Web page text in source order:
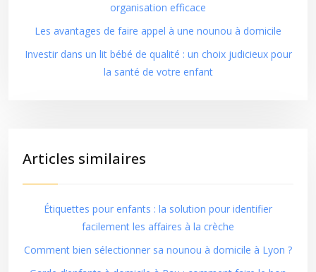
organisation efficace
Les avantages de faire appel à une nounou à domicile
Investir dans un lit bébé de qualité : un choix judicieux pour
la santé de votre enfant
Articles similaires
Étiquettes pour enfants : la solution pour identifier
facilement les affaires à la crèche
Comment bien sélectionner sa nounou à domicile à Lyon ?